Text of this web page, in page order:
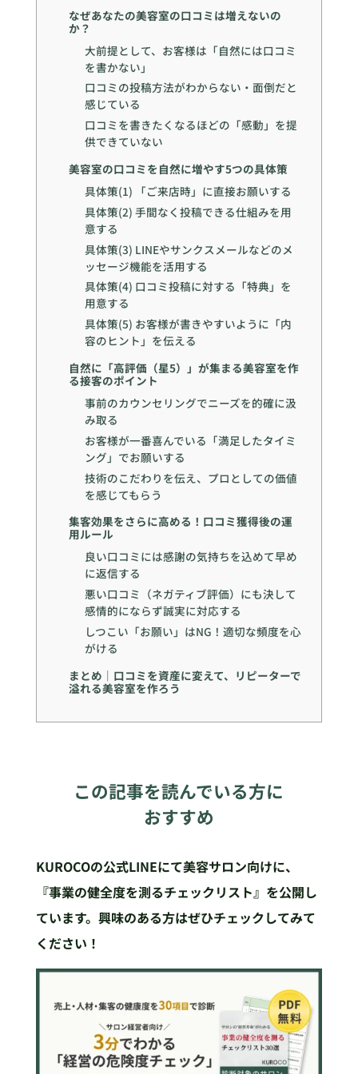
なぜあなたの美容室の口コミは増えないの
か？
大前提として、お客様は「自然には口コミ
を書かない」
口コミの投稿方法がわからない・面倒だと
感じている
口コミを書きたくなるほどの「感動」を提
供できていない
美容室の口コミを自然に増やす5つの具体策
具体策(1) 「ご来店時」に直接お願いする
具体策(2) 手間なく投稿できる仕組みを用
意する
具体策(3) LINEやサンクスメールなどのメ
ッセージ機能を活用する
具体策(4) 口コミ投稿に対する「特典」を
用意する
具体策(5) お客様が書きやすいように「内
容のヒント」を伝える
自然に「高評価（星5）」が集まる美容室を作
る接客のポイント
事前のカウンセリングでニーズを的確に汲
み取る
お客様が一番喜んでいる「満足したタイミ
ング」でお願いする
技術のこだわりを伝え、プロとしての価値
を感じてもらう
集客効果をさらに高める！口コミ獲得後の運
用ルール
良い口コミには感謝の気持ちを込めて早め
に返信する
悪い口コミ（ネガティブ評価）にも決して
感情的にならず誠実に対応する
しつこい「お願い」はNG！適切な頻度を心
がける
まとめ｜口コミを資産に変えて、リピーターで
溢れる美容室を作ろう
この記事を読んでいる方に
おすすめ
KUROCOの公式LINEにて美容サロン向けに、
『事業の健全度を測るチェックリスト』を公開し
ています。興味のある方はぜひチェックしてみて
ください！